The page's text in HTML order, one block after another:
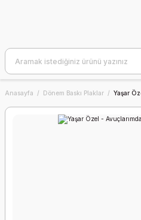
Anasayfa Dönem Baskı Plaklar Yaşar